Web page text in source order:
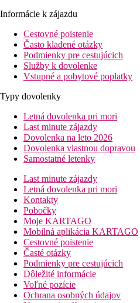
Informácie k zájazdu
Cestovné poistenie
Často kladené otázky
Podmienky pre cestujúcich
Služby k dovolenke
Vstupné a pobytové poplatky
Typy dovolenky
Letná dovolenka pri mori
Last minute zájazdy
Dovolenka na leto 2026
Dovolenka vlastnou dopravou
Samostatné letenky
Last minute zájazdy
Letná dovolenka pri mori
Kontakty
Pobočky
Moje KARTAGO
Mobilná aplikácia KARTAGO
Cestovné poistenie
Časté otázky
Podmienky pre cestujúcich
Dôležité informácie
Voľné pozície
Ochrana osobných údajov